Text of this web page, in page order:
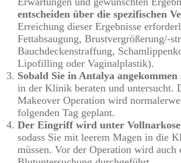
entscheiden über die spezifischen
Erreichung dieser Ergebnisse
Fettabsaugung, Brustvergrößerung/-
Bauchdeckenstraffung,
Lipofilling oder Vaginalplastik).
Sobald Sie in Antalya angekommen
in der Klinik beraten und untersucht.
Makeover Operation wird
folgenden Tag geplant.
Der Eingriff wird unter
sodass Sie mit leerem Magen in die
müssen. Vor der Operation wird auch